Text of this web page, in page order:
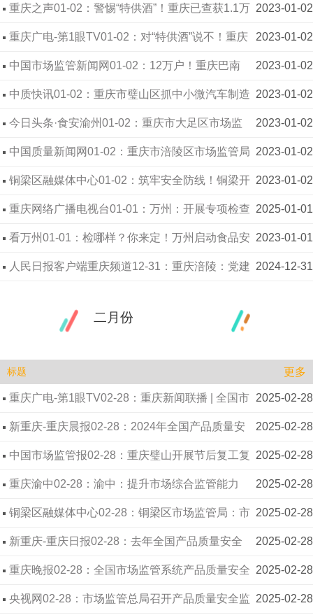
项行动集中宣传活动 2023-01-02
重庆之声01-02：警惕“特供酒”！重庆已查获1.1万
余瓶 2023-01-02
重庆广电-第1眼TV01-02：对“特供酒”说不！重庆
开展“特供酒”清源打链专项行动 2023-01-02
中国市场监管新闻网01-02：12万户！重庆巴南
经营主体数上新阶 2023-01-02
中质快讯01-02：重庆市璧山区抓中小微汽车制造
企业质量管理体系认证提升成效初显 2023-01-02
今日头条·食安渝州01-02：重庆市大足区市场监
管局多举措加强产品质量安全监管 2023-01-02
中国质量新闻网01-02：重庆市涪陵区市场监管局
开展火腿肠、香肠代加工行业食品安全专项整治 2023-01-02
铜梁区融媒体中心01-02：筑牢安全防线！铜梁开
展璧铜线特种设备安全检查 2025-01-01
重庆网络广播电视台01-01：万州：开展专项检查
确保节日食品安全 2023-01-01
看万州01-01：检哪样？你来定！万州启动食品安
全“你点我检”调查问卷征集活动 2024-12-31
人民日报客户端重庆频道12-31：重庆涪陵：党建
二月份
标题 更多
2025-02-28
重庆广电-第1眼TV02-28：重庆新闻联播 | 全国市
场监管系统产品质量安全监管工作座谈会在渝召开 2025-02-28
新重庆-重庆晨报02-28：2024年全国产品质量安
全督查抽查107万批次产品 其中49种产品不合格率
下降 重庆市企业首席质量官数量居全国第3位
2025-02-28
中国市场监管报02-28：重庆璧山开展节后复工复
产期间特种设备安全监管 2025-02-28
重庆渝中02-28：渝中：提升市场综合监管能力
助力经济社会高质量发展 2025-02-28
铜梁区融媒体中心02-28：铜梁区市场监管局：市
场准入更便捷 高效服务暖人心 2025-02-28
新重庆-重庆日报02-28：去年全国产品质量安全
督查抽查107万批次产品 较上年增加30.5% 2025-02-28
重庆晚报02-28：全国市场监管系统产品质量安全
监管工作座谈会在渝召开 2025-02-28
央视网02-28：市场监管总局召开产品质量安全监